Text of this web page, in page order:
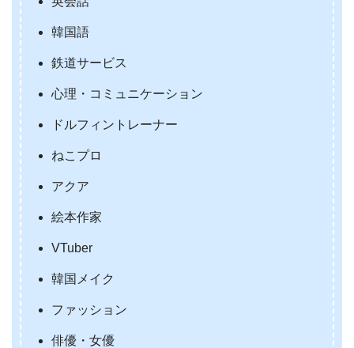
韓国語
鉄道サービス
心理・コミュニケーション
ドルフィントレーナー
ねこプロ
アクア
絵本作家
VTuber
韓国メイク
ファッション
俳優・女優